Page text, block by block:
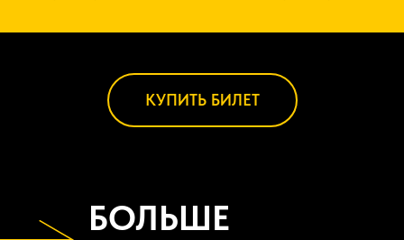
КУПИТЬ БИЛЕТ
БОЛЬШЕ